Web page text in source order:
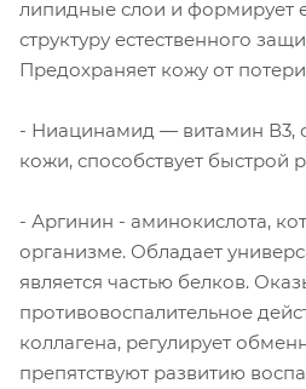
липидные слои и формирует
структуру естественного
Предохраняет кожу от
- Ниацинамид — витамин В3,
кожи, способствует быстрой
- Аргинин - аминокислота,
организме. Обладает
является частью белков.
противовоспалительное
коллагена, регулирует
препятствуют развитию